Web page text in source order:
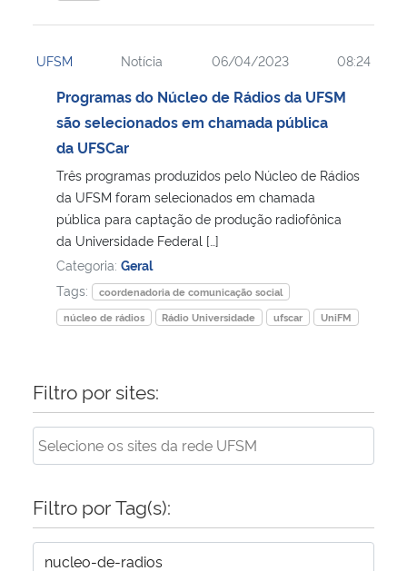
UFSM Notícia 06/04/2023 08:24
Programas do Núcleo de Rádios da UFSM
são selecionados em chamada pública
da UFSCar
Três programas produzidos pelo Núcleo de Rádios
da UFSM foram selecionados em chamada
pública para captação de produção radiofônica
da Universidade Federal […]
Categoria: Geral
Tags:
coordenadoria de comunicação social
núcleo de rádios
Rádio Universidade ufscar UniFM
Filtro por sites:
Filtro por Tag(s):